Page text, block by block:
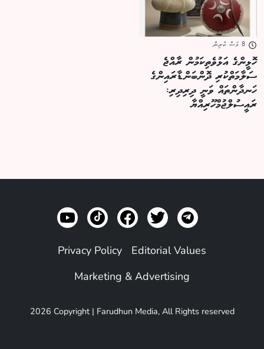
ހޮޅީންގެ އަޅުވެތިކަމުން ރާއްޖެ
ސަލާމަތްކުރި ދޮންބަންޑާރައިންގެ
ހަނދާންތައް ވަނީ ދިރިދިރި:
ރައީސުލްޖުމްހޫރިއްޔާ
Editorial Values
Privacy Policy
Marketing & Advertising
2026 Copyright | Farudhun Media, All Rights reserved